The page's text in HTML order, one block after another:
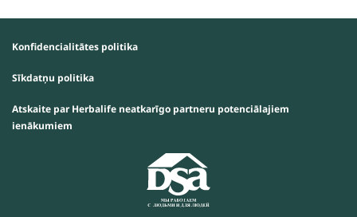
Konfidencialitātes politika
Sīkdatņu politika
Atskaite par Herbalife neatkarīgo partneru potenciālajiem
ienākumiem